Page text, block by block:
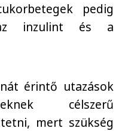
pedig
inzulint és a
érintő utazások
célszerű
mert szükség